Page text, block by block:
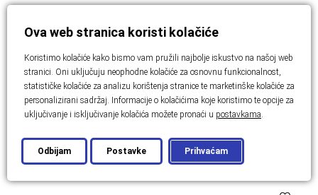
KRK
Investicijski projekt za kamp na otoku
Krku
65000 m 2
Cijena: Na upit
Ova web stranica koristi kolačiće
Koristimo kolačiće kako bismo vam pružili najbolje iskustvo na našoj web
stranici. Oni uključuju neophodne kolačiće za osnovnu funkcionalnost,
statističke kolačiće za analizu korištenja stranice te marketinške kolačiće za
personalizirani sadržaj. Informacije o kolačićima koje koristimo te opcije za
uključivanje i isključivanje kolačića možete pronaći u postavkama.
Prihvaćam
Odbijam Postavke